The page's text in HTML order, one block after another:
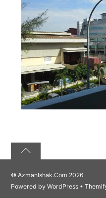
©AzmanIshak.Com 2026
Powered byWordPress •